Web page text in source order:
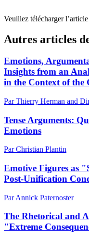
Veuillez télécharger
Autres articles
Emotions,
Insights from an
in the Context of the
Par Thierry Herman and
Tense Arguments:
Emotions
Par Christian Plantin
Emotive Figures as
Post-Unification
Par Annick Paternoster
The Rhetorical and
"Extreme